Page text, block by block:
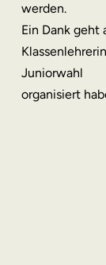
werden.
Ein Dank geht
Juniorwahl
organisiert